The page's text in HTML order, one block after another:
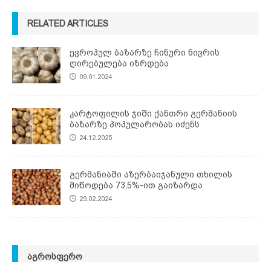
RELATED ARTICLES
ევროპულ ბაზარზე ჩინური ნივრის
ღირებულება იზრდება
09.01.2024
კარტოფილის ჯიში ქანთრი გერმანიის
ბაზარზე პოპულარობას იძენს
24.12.2025
გერმანიაში აზერბაიჯანული თხილის
მიწოდება 73,5%-ით გაიზარდა
29.02.2024
ᲐᲒᲠᲝᲡᲤᲔᲠᲝ